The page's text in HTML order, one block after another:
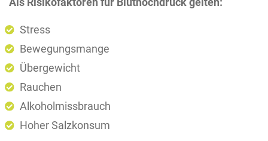
Stress
Bewegungsmange
Übergewicht
Rauchen
Alkoholmissbrauch
Hoher Salzkonsum